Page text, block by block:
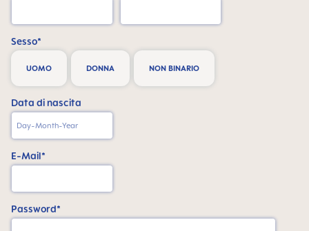
Sesso*
UOMO DONNA NON BINARIO
Data di nascita
E-Mail*
Password*